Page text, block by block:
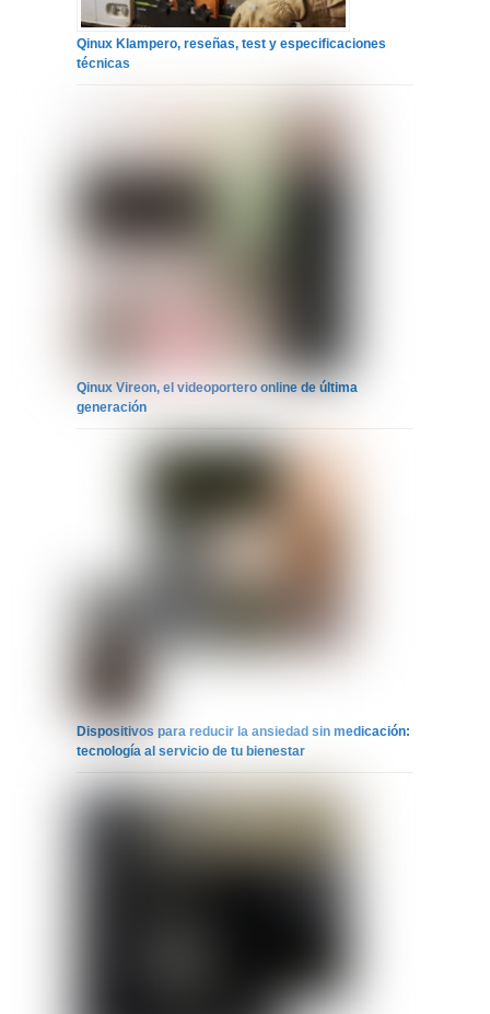
Qinux Klampero, reseñas, test y especificaciones
técnicas
Qinux Vireon, el videoportero online de última
generación
Dispositivos para reducir la ansiedad sin medicación:
tecnología al servicio de tu bienestar